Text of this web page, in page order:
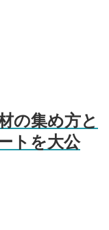
の集め方と
トを大公